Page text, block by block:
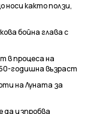
носи както ползи,
бойна глава с
в процеса на
годишна възраст
на Луната за
да изпробва